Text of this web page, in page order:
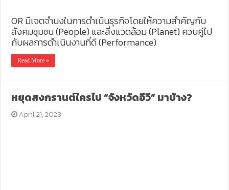
OR มีเจตจำนงในการดำเนินธุรกิจโดยให้ความสำคัญกับ
สังคมชุมชน (People) และสิ่งแวดล้อม (Planet) ควบคู่ไป
กับผลการดำเนินงานที่ดี (Performance)
Read More »
หยุดสงกรานต์ใครไป “จังหวัดอีวี” มาบ้าง?
April 21, 2023